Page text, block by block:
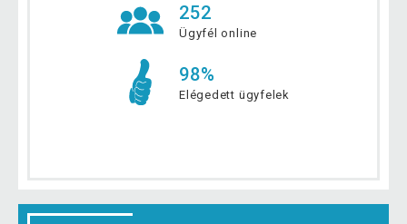
252
Ügyfél online
98%
Elégedett ügyfelek